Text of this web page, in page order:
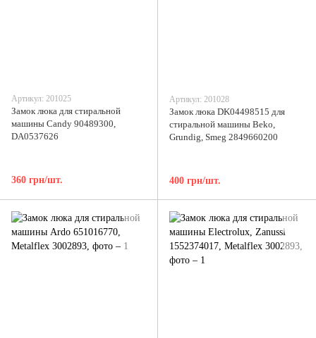
Артикул: 201025
Замок люка для стиральной
машины Candy 90489300,
DA0537626
360 грн/шт.
Артикул: 201028
Замок люка DK04498515 для
стиральной машины Beko,
Grundig, Smeg 2849660200
400 грн/шт.